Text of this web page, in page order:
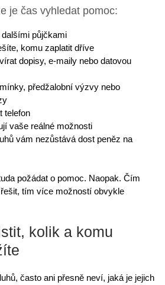
je čas vyhledat pomoc:
půjčkami
komu zaplatit dříve
dopisy, e-maily nebo datovou
předžalobní výzvy nebo
telefon
vaše reálné možnosti
vám nezůstává dost peněz na
požádat o pomoc. Naopak. Čím
, tím více možností obvykle
kolik a komu
, často ani přesně neví, jaká je jejich